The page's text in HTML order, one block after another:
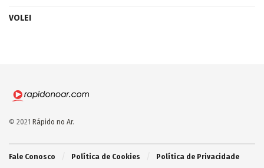
VOLEI
© 2021 Rápido no Ar.
Fale Conosco Política de Cookies Política de Privacidade